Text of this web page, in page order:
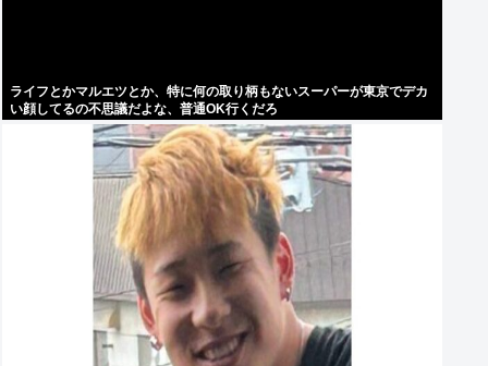
ライフとかマルエツとか、特に何の取り柄もないスーパーが東京でデカ
い顔してるの不思議だよな、普通OK行くだろ